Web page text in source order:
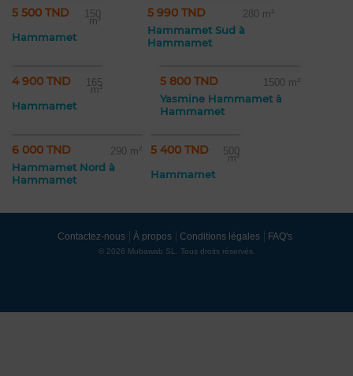
5 500 TND 150
m²
Hammamet
5 990 TND 280 m²
Hammamet Sud à
Hammamet
4 900 TND 165
m²
Hammamet
5 800 TND 1500 m²
Yasmine Hammamet à
Hammamet
6 000 TND 290 m²
Hammamet Nord à
Hammamet
5 400 TND 500
m²
Hammamet
Contactez-nous À propos Conditions légales FAQ's
© 2026 Mubawab SL. Tous droits réservés.